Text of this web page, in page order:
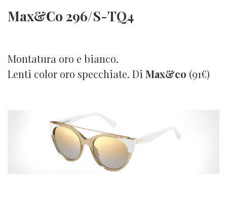
Max&Co 296/S-TQ4
Montatura oro e bianco.
Lenti color oro specchiate. Di Max&co (91€)